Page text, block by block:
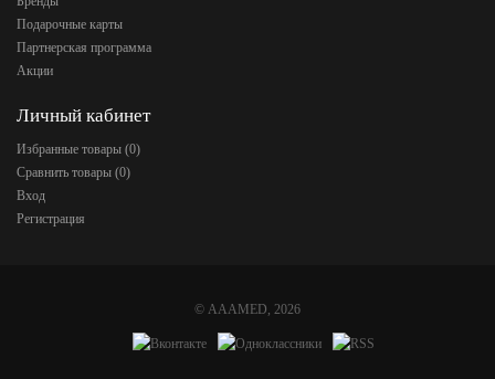
Подарочные карты
Партнерская программа
Акции
Личный кабинет
Избранные товары (0)
Сравнить товары (0)
Вход
Регистрация
© AAAMED, 2026